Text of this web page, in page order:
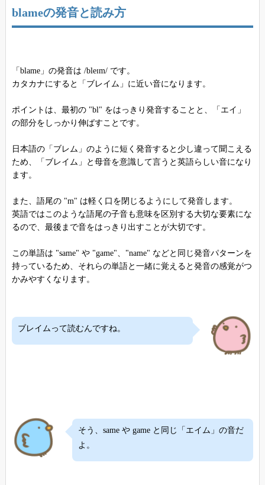
blameの発音と読み方
「blame」の発音は /bleɪm/ です。
カタカナにすると「ブレイム」に近い音になります。
ポイントは、最初の "bl" をはっきり発音することと、「エイ」
の部分をしっかり伸ばすことです。
日本語の「ブレム」のように短く発音すると少し違って聞こえる
ため、「ブレイム」と母音を意識して言うと英語らしい音になり
ます。
また、語尾の "m" は軽く口を閉じるようにして発音します。
英語ではこのような語尾の子音も意味を区別する大切な要素にな
るので、最後まで音をはっきり出すことが大切です。
この単語は "same" や "game"、"name" などと同じ発音パターンを
持っているため、それらの単語と一緒に覚えると発音の感覚がつ
かみやすくなります。
ブレイムって読むんですね。
そう、same や game と同じ「エイム」の音だ
よ。